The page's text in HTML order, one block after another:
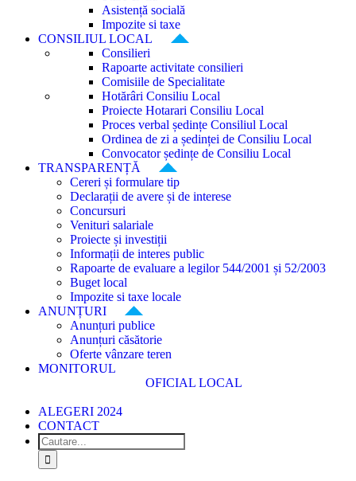
Asistență socială
Impozite si taxe
CONSILIUL LOCAL
Consilieri
Rapoarte activitate consilieri
Comisiile de Specialitate
Hotărâri Consiliu Local
Proiecte Hotarari Consiliu Local
Proces verbal ședințe Consiliul Local
Ordinea de zi a ședinței de Consiliu Local
Convocator ședințe de Consiliu Local
TRANSPARENȚĂ
Cereri și formulare tip
Declarații de avere și de interese
Concursuri
Venituri salariale
Proiecte și investiții
Informații de interes public
Rapoarte de evaluare a legilor 544/2001 și 52/2003
Buget local
Impozite si taxe locale
ANUNȚURI
Anunțuri publice
Anunțuri căsătorie
Oferte vânzare teren
MONITORUL
OFICIAL LOCAL
ALEGERI 2024
CONTACT
Cautare...